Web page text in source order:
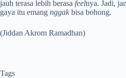
jauh terasa lebih berasa feelnya. Jadi,
gaya itu emang nggak bisa bohong.
(Jiddan Akrom Ramadhan)
Tags